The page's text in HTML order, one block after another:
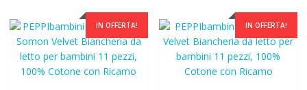
IN OFFERTA! IN OFFERTA!